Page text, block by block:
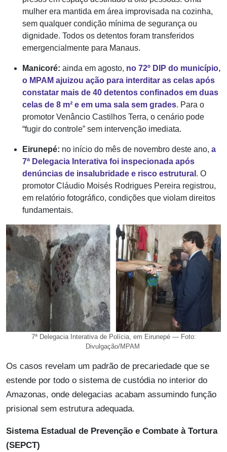
mulher era mantida em área improvisada na cozinha,
sem qualquer condição mínima de segurança ou
dignidade. Todos os detentos foram transferidos
emergencialmente para Manaus.
Manicoré: ainda em agosto, no 72º DIP do município,
o MPAM ajuizou ação para interditar as celas após
constatar mais de 40 detentos confinados em duas
celas de 8 m² e em uma sala sem grades. Para o
promotor Venâncio Castilhos Terra, o cenário pode
“fugir do controle” sem intervenção imediata.
Eirunepé: no início do mês de novembro deste ano, a
7ª Delegacia Interativa foi inspecionada após
denúncias de insalubridade e risco estrutural . O
promotor Cláudio Moisés Rodrigues Pereira registrou,
em relatório fotográfico, condições que violam direitos
fundamentais.
7ª Delegacia Interativa de Polícia, em Eirunepé — Foto:
Divulgação/MPAM
Os casos revelam um padrão de precariedade que se
estende por todo o sistema de custódia no interior do
Amazonas, onde delegacias acabam assumindo função
prisional sem estrutura adequada.
Sistema Estadual de Prevenção e Combate à Tortura
(SEPCT)